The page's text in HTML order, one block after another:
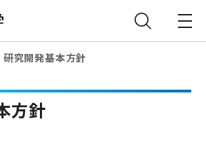
研究開発基本方針
方針